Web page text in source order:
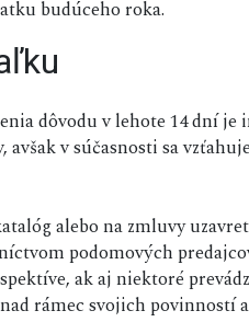
budúceho roka.
dôvodu v lehote 14 dní
v súčasnosti sa
alebo na zmluvy
podomových
ak aj niektoré
rámec svojich povinností